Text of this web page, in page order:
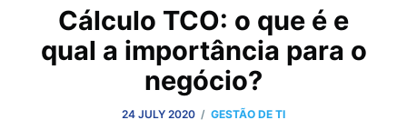
Cálculo TCO: o que é e
qual a importância para o
negócio?
24 JULY 2020 / GESTÃO DE TI